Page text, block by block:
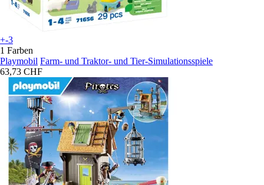
+-3
1 Farben
Playmobil Farm- und Traktor- und Tier-Simulationsspiele
63,73 CHF